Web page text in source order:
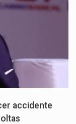
accidente